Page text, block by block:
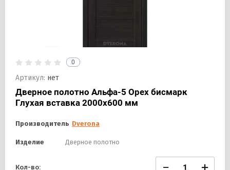
0
Артикул: нет
Дверное полотно Альфа-5 Орех бисмарк
Глухая вставка 2000х600 мм
Производитель Dverona
Изделие Дверное полотно
Кол-во: